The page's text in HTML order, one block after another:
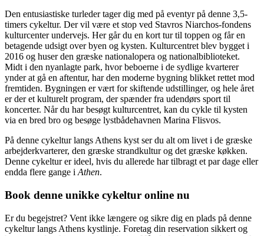
Den entusiastiske turleder tager dig med på eventyr på denne 3,5-
timers cykeltur. Der vil være et stop ved Stavros Niarchos-fondens
kulturcenter undervejs. Her går du en kort tur til toppen og får en
betagende udsigt over byen og kysten. Kulturcentret blev bygget i
2016 og huser den græske nationalopera og nationalbiblioteket.
Midt i den nyanlagte park, hvor beboerne i de sydlige kvarterer
ynder at gå en aftentur, har den moderne bygning blikket rettet mod
fremtiden. Bygningen er vært for skiftende udstillinger, og hele året
er der et kulturelt program, der spænder fra udendørs sport til
koncerter. Når du har besøgt kulturcentret, kan du cykle til kysten
via en bred bro og besøge lystbådehavnen Marina Flisvos.
På denne cykeltur langs Athens kyst ser du alt om livet i de græske
arbejderkvarterer, den græske strandkultur og det græske køkken.
Denne cykeltur er ideel, hvis du allerede har tilbragt et par dage eller
endda flere gange i Athen.
Book denne unikke cykeltur online nu
Er du begejstret? Vent ikke længere og sikre dig en plads på denne
cykeltur langs Athens kystlinje. Foretag din reservation sikkert og